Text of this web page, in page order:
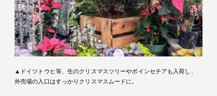
▲ドイツトウヒ等、生のクリスマスツリーやポインセチアも入荷し、
外売場の入口はすっかりクリスマスムードに。